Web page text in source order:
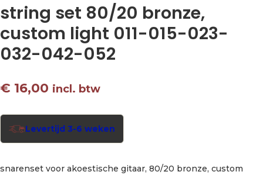
string set 80/20 bronze,
custom light 011-015-023-
032-042-052
€ 16,00 incl. btw
Levertijd 3-6 weken
snarenset voor akoestische gitaar, 80/20 bronze, custom